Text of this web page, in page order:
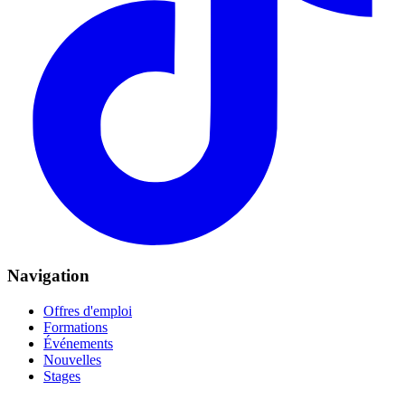
Navigation
Offres d'emploi
Formations
Événements
Nouvelles
Stages